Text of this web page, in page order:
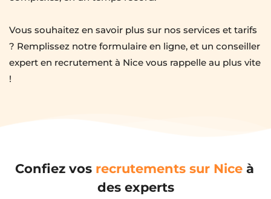
Vous souhaitez en savoir plus sur nos services et tarifs
? Remplissez notre formulaire en ligne, et un conseiller
expert en recrutement à Nice vous rappelle au plus vite
!
Confiez vos recrutements sur Nice à
des experts